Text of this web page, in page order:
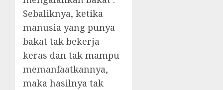
Sebaliknya, ketika
manusia yang punya
bakat tak bekerja
keras dan tak mampu
memanfaatkannya,
maka hasilnya tak